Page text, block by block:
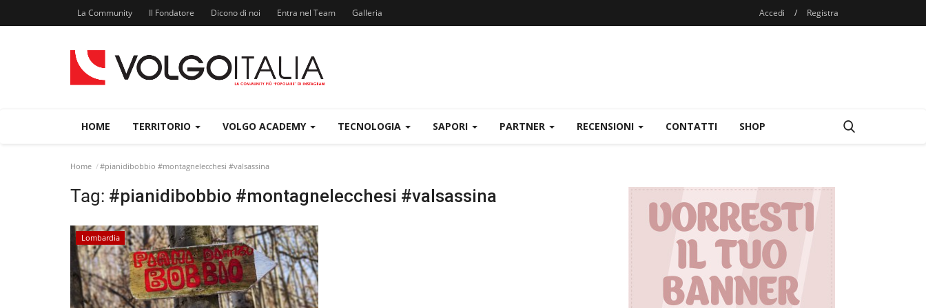
La Community Il Fondatore Dicono di noi Entra nel Team Galleria Accedi / Registra
HOME TERRITORIO VOLGO ACADEMY TECNOLOGIA SAPORI PARTNER RECENSIONI CONTATTI SHOP
Home #pianidibobbio #montagnelecchesi #valsassina
Tag: #pianidibobbio #montagnelecchesi #valsassina
Lombardia